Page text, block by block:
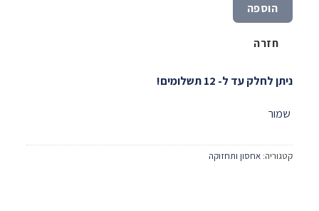
הוספה
חזרה
ניתן לחלק עד ל- 12 תשלומים!
שמור
קטגוריה:אחסון ותחזוקה